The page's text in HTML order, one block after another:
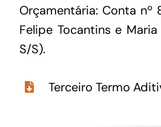
Orçamentária: Conta nº
Felipe Tocantins e
S/S).
Terceiro Termo